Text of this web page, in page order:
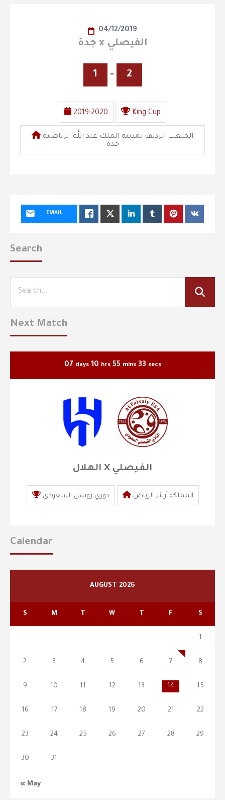
04/12/2019
جدة x الفيصلي
1 - 2
2019-2020 King Cup
جدة
EMAIL
Search
Next Match
07 days 10 hrs 55 mins 33 secs
الهلال X الفيصلي
دوري روشن السعودي المملكة أرينا, الرياض
Calendar
AUGUST 2026
S M T W T F S
« May
1
2 3 4 5 6 7 8
9 10 11 12 13 14 15
16 17 18 19 20 21 22
23 24 25 26 27 28 29
30 31